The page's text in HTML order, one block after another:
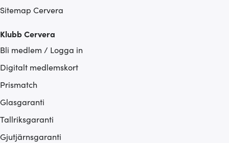
Sitemap Cervera
Klubb Cervera
Bli medlem / Logga in
Digitalt medlemskort
Prismatch
Glasgaranti
Tallriksgaranti
Gjutjärnsgaranti